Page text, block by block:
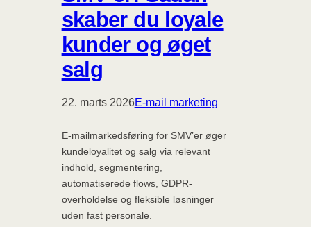
skaber du loyale
kunder og øget
salg
22. marts 2026E-mail marketing
E-mailmarkedsføring for SMV’er øger
kundeloyalitet og salg via relevant
indhold, segmentering,
automatiserede flows, GDPR-
overholdelse og fleksible løsninger
uden fast personale.